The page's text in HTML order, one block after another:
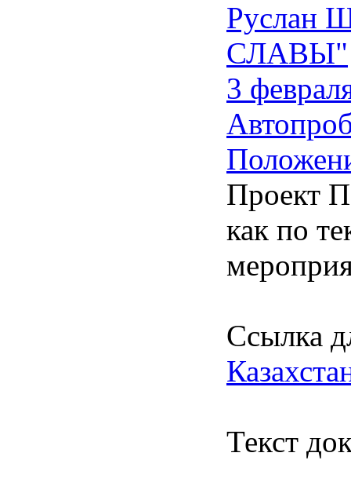
Руслан
СЛАВЫ"
3
Проект
как по
Ссылка
Текст